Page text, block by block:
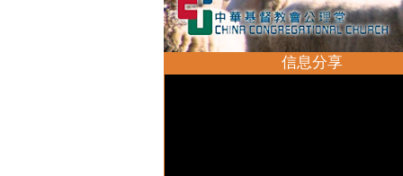
信息分享